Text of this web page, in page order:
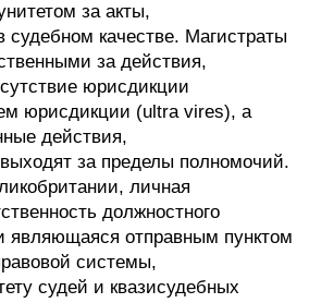
за акты,
качестве. Магистраты
за действия,
юрисдикции
юрисдикции (ultra vires), а
действия,
за пределы полномочий.
личная
должностного
являющаяся отправным пунктом
системы,
судей и квазисудебных